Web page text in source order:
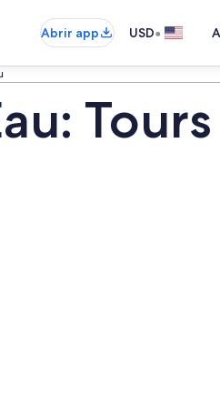
Abrir app USD•